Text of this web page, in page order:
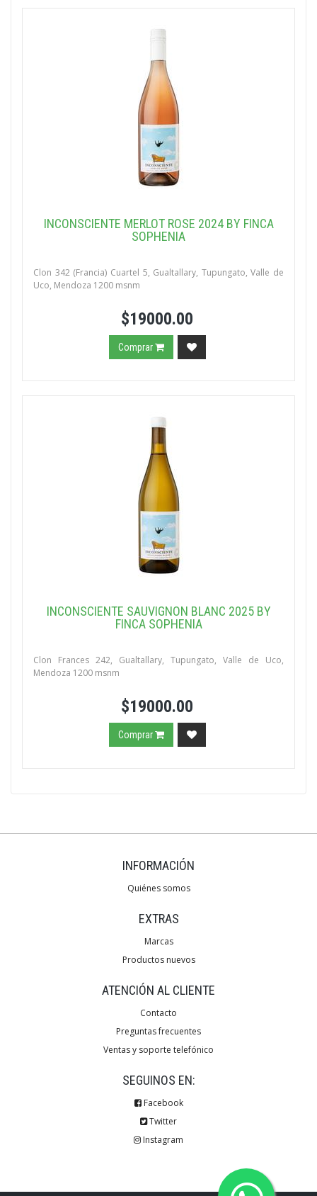
INCONSCIENTE MERLOT ROSE 2024 BY FINCA
SOPHENIA
Clon 342 (Francia) Cuartel 5, Gualtallary, Tupungato, Valle de
Uco, Mendoza 1200 msnm
$19000.00
Comprar
INCONSCIENTE SAUVIGNON BLANC 2025 BY
FINCA SOPHENIA
Clon Frances 242, Gualtallary, Tupungato, Valle de Uco,
Mendoza 1200 msnm
$19000.00
Comprar
INFORMACIÓN
Quiénes somos
EXTRAS
Marcas
Productos nuevos
ATENCIÓN AL CLIENTE
Contacto
Preguntas frecuentes
Ventas y soporte telefónico
SEGUINOS EN:
Facebook
Twitter
Instagram